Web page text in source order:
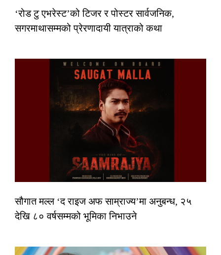
‘रोड टु एभरेस्ट’को टिजर र पोस्टर सार्वजनिक,
सगरमाथासम्मको प्रेरणादायी यात्राको कथा
सौगात मल्ल ‘द राइज अफ साम्राज्य’मा अनुबन्ध, २५
देखि ८० वर्षसम्मको भूमिका निभाउने